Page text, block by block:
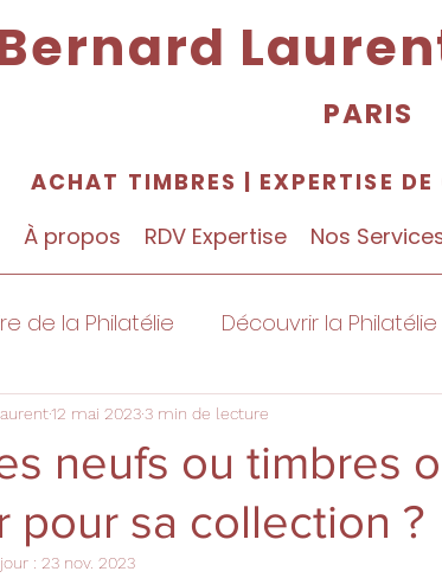
PARIS
ACHAT TIMBRES | EXPERTISE
À propos RDV Expertise Nos
de la Philatélie Découvrir la Philatélie
neufs ou timbres
pour sa collection ?
12 mai 20233 min de lecture
: 23 nov. 2023